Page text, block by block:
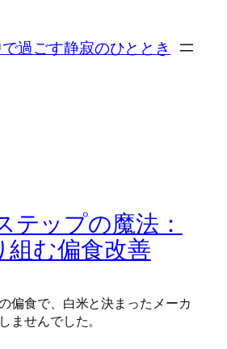
過ごす静寂のひととき
テップの魔法：
組む偏食改善
偏食で、白米と決まったメーカ
ませんでした。